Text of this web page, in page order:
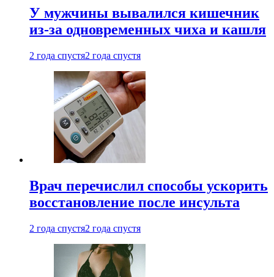
У мужчины вывалился кишечник
из-за одновременных чиха и кашля
2 года спустя2 года спустя
Врач перечислил способы ускорить
восстановление после инсульта
2 года спустя2 года спустя